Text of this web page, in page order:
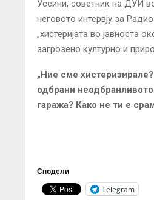
Усеини, советник на ДУИ
неговото интервју за
„хистеријата во јавноста
загрозено културно и
„Ние сме
одбрани
гаража? Како не ти е
Сподели
Telegram